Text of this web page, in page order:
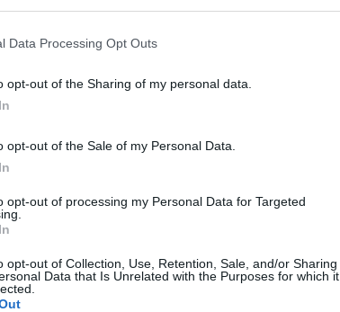
Data Processing Opt Outs
opt-out of the Sharing of my personal data.
opt-out of the Sale of my Personal Data.
opt-out of processing my Personal Data for Targeted
opt-out of Collection, Use, Retention, Sale, and/or Sharing
Data that Is Unrelated with the Purposes for which it
a postřehy. Tím, že zde publikujete svůj příspěvek, se ale zároveň
porušení si redakce vyhrazuje právo smazat diskusní příspěvěk